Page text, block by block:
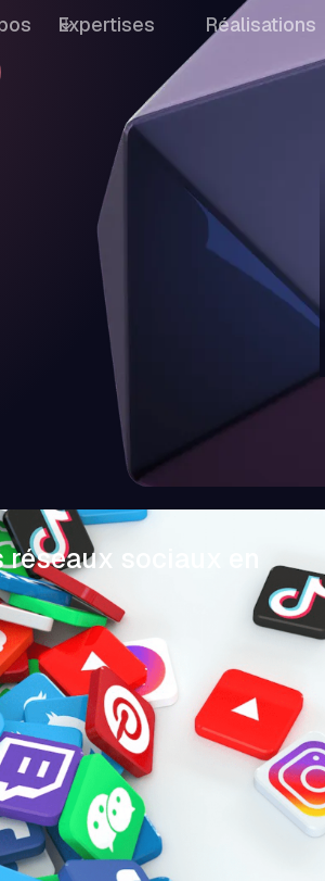
Expertises Réalisations
sociaux en